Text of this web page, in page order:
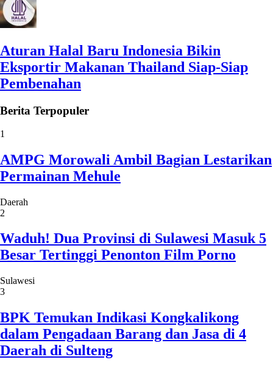
Aturan Halal Baru Indonesia Bikin
Eksportir Makanan Thailand Siap-Siap
Pembenahan
Berita Terpopuler
1
AMPG Morowali Ambil Bagian Lestarikan
Permainan Mehule
Daerah
2
Waduh! Dua Provinsi di Sulawesi Masuk 5
Besar Tertinggi Penonton Film Porno
Sulawesi
3
BPK Temukan Indikasi Kongkalikong
dalam Pengadaan Barang dan Jasa di 4
Daerah di Sulteng